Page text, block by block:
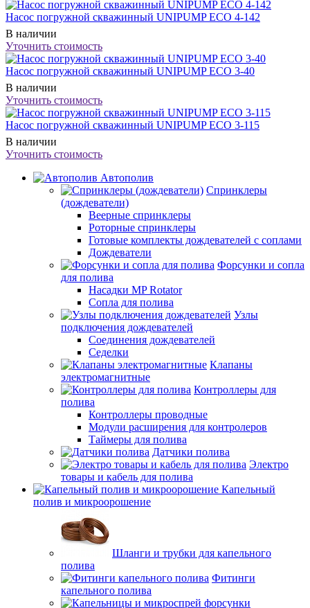
Насос погружной скважинный UNIPUMP ECO 4-142
В наличии
Уточнить стоимость
Насос погружной скважинный UNIPUMP ECO 3-40
В наличии
Уточнить стоимость
Насос погружной скважинный UNIPUMP ECO 3-115
В наличии
Уточнить стоимость
Автополив
Спринклеры
(дождеватели)
Веерные спринклеры
Роторные спринклеры
Готовые комплекты дождевателей с соплами
Дождеватели
Форсунки и сопла
для полива
Насадки MP Rotator
Сопла для полива
Узлы
подключения дождевателей
Соединения дождевателей
Седелки
Клапаны
электромагнитные
Контроллеры для
полива
Контроллеры проводные
Модули расширения для контролеров
Таймеры для полива
Датчики полива
Электро
товары и кабель для полива
Капельный
полив и микроорошение
Шланги и трубки для капельного
полива
Фитинги
капельного полива